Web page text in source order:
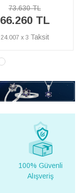
56.530 TL
50.880 TL
18.435 x 3
Yurt Dışına
Teslimat